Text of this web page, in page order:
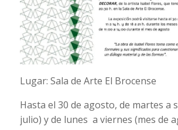
Lugar: Sala de Arte El Brocense
Hasta el 30 de agosto, de martes a
julio) y de lunes a viernes (mes de